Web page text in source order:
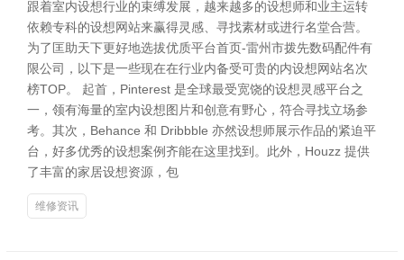
跟着室内设想行业的束缚发展，越来越多的设想师和业主运转
依赖专科的设想网站来赢得灵感、寻找素材或进行名堂合营。
为了匡助天下更好地选拔优质平台首页-雷州市拨先数码配件有
限公司，以下是一些现在在行业内备受可贵的内设想网站名次
榜TOP。 起首，Pinterest 是全球最受宽饶的设想灵感平台之
一，领有海量的室内设想图片和创意有野心，符合寻找立场参
考。其次，Behance 和 Dribbble 亦然设想师展示作品的紧迫平
台，好多优秀的设想案例齐能在这里找到。此外，Houzz 提供
了丰富的家居设想资源，包
维修资讯